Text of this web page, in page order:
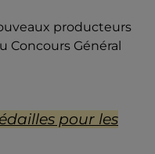
producteurs
Concours Général
pour les